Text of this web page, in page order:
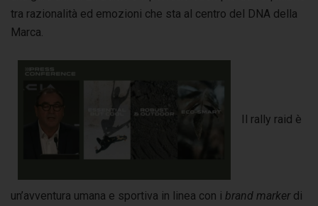
tra razionalità ed emozioni che sta al centro del DNA della
Marca.
Il rally raid è
un’avventura umana e sportiva in linea con i brand marker di